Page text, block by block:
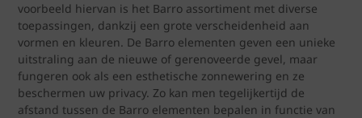
voorbeeld hiervan is het Barro assortiment met diverse
toepassingen, dankzij een grote verscheidenheid aan
vormen en kleuren. De Barro elementen geven een unieke
uitstraling aan de nieuwe of gerenoveerde gevel, maar
fungeren ook als een esthetische zonnewering en ze
beschermen uw privacy. Zo kan men tegelijkertijd de
afstand tussen de Barro elementen bepalen in functie van